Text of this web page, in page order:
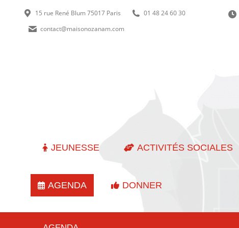
15 rue René Blum 75017 Paris
01 48 24 60 30
contact@maisonozanam.com
JEUNESSE ACTIVITÉS SOCIALES
AGENDA DONNER